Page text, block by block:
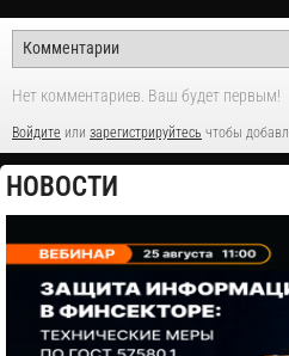
Нет комментариев. Ваш будет первым!
Войдите или зарегистрируйтесь чтобы
НОВОСТИ